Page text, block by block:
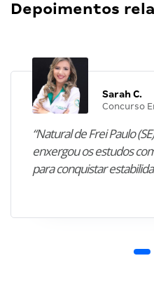
Depoimentos
Sarah C.
Concurso
“Natural de Frei Paulo
enxergou os estudos
para conquistar